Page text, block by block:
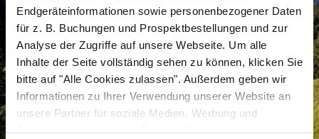
Endgeräteinformationen sowie personenbezogener Daten
für z. B. Buchungen und Prospektbestellungen und zur
Analyse der Zugriffe auf unsere Webseite. Um alle
Inhalte der Seite vollständig sehen zu können, klicken Sie
bitte auf "Alle Cookies zulassen". Außerdem geben wir
Informationen zu Ihrer Verwendung unserer Website an
unsere Partner für soziale Medien, Werbung und